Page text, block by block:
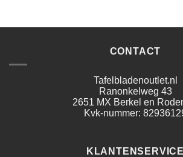
CONTACT
Tafelbladenoutlet.nl
Ranonkelweg 43
2651 MX Berkel en
Kvk-nummer:
KLANTENSERVICE